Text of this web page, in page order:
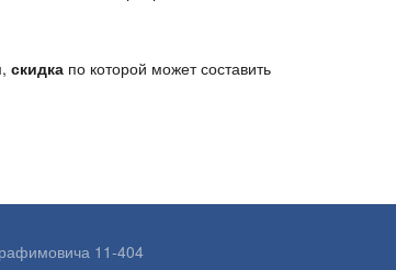
скидка по которой может составить
11-404